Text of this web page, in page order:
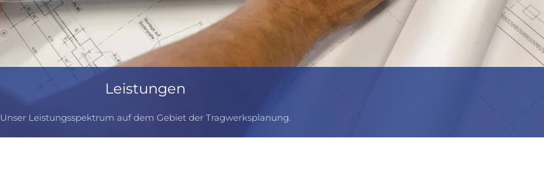
Leistungen
Unser Leistungsspektrum auf dem Gebiet der Tragwerksplanung.